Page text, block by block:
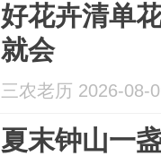
好花卉清单
就会
三农老历 2026-08-
夏末钟山一